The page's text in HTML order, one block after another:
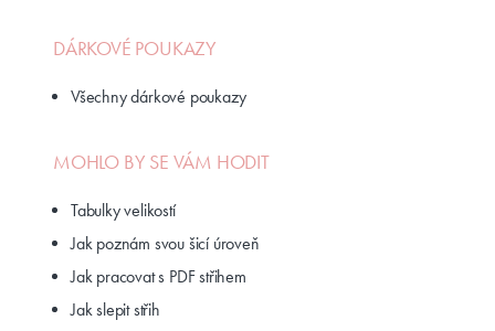
DÁRKOVÉ POUKAZY
Všechny dárkové poukazy
MOHLO BY SE VÁM HODIT
Tabulky velikostí
Jak poznám svou šicí úroveň
Jak pracovat s PDF střihem
Jak slepit střih